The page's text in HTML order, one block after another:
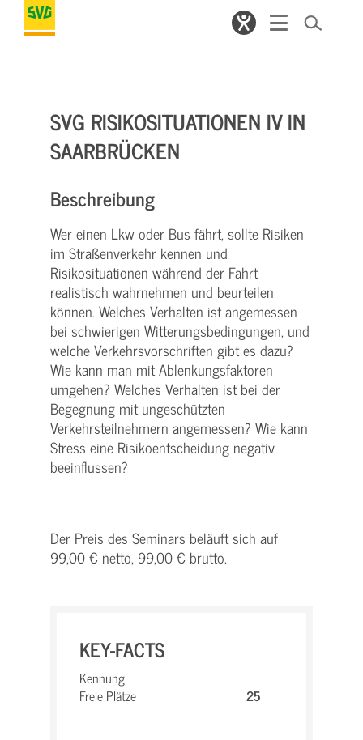
SVG RISIKOSITUATIONEN IV IN
SAARBRÜCKEN
Beschreibung
Wer einen Lkw oder Bus fährt, sollte Risiken
im Straßenverkehr kennen und
Risikosituationen während der Fahrt
realistisch wahrnehmen und beurteilen
können. Welches Verhalten ist angemessen
bei schwierigen Witterungsbedingungen, und
welche Verkehrsvorschriften gibt es dazu?
Wie kann man mit Ablenkungsfaktoren
umgehen? Welches Verhalten ist bei der
Begegnung mit ungeschützten
Verkehrsteilnehmern angemessen? Wie kann
Stress eine Risikoentscheidung negativ
beeinflussen?
Der Preis des Seminars beläuft sich auf
99,00 € netto, 99,00 € brutto.
KEY-FACTS
Kennung
Freie Plätze
25